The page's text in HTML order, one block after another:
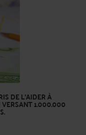
DE L'AIDER À
VERSANT 1.000.000